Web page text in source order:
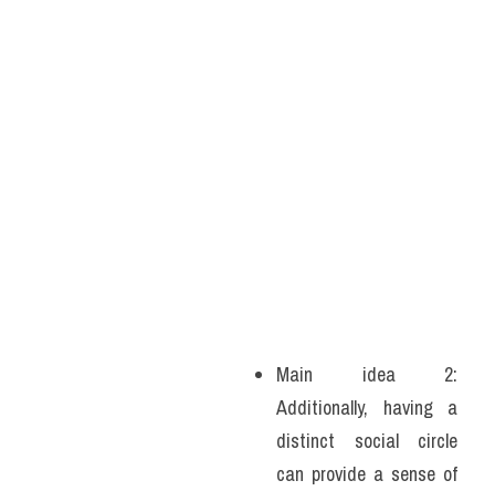
Main idea 2:
Additionally, having a
distinct social circle
can provide a sense of